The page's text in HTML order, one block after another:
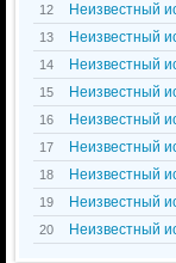
12 Неизвестный
13 Неизвестный
14 Неизвестный
15 Неизвестный
16 Неизвестный
17 Неизвестный
18 Неизвестный
19 Неизвестный
20 Неизвестный